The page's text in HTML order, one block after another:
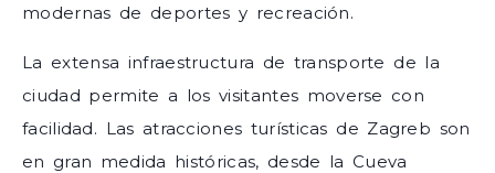
modernas de deportes y recreación.
La extensa infraestructura de transporte de la
ciudad permite a los visitantes moverse con
facilidad. Las atracciones turísticas de Zagreb son
en gran medida históricas, desde la Cueva